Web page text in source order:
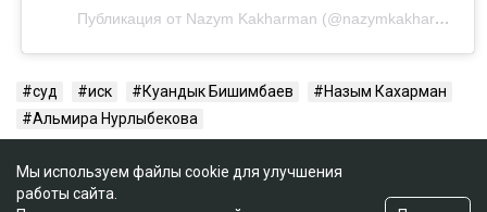
Публикация от Nazym Kakharman (@nazymkakharman)
суд иск Куандык Бишимбаев
Назым Кахарман
Альмира Нурлыбекова
Мы используем файлы cookie для улучшения
работы сайта.